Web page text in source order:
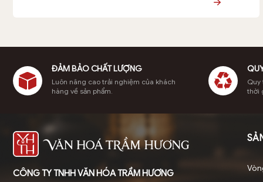
ĐẢM BẢO CHẤT LƯỢNG
Luôn nâng cao trải nghiệm của khách
hàng về sản phẩm.
Quy
thời
CÔNG TY TNHH VĂN HÓA TRẦM HƯƠNG